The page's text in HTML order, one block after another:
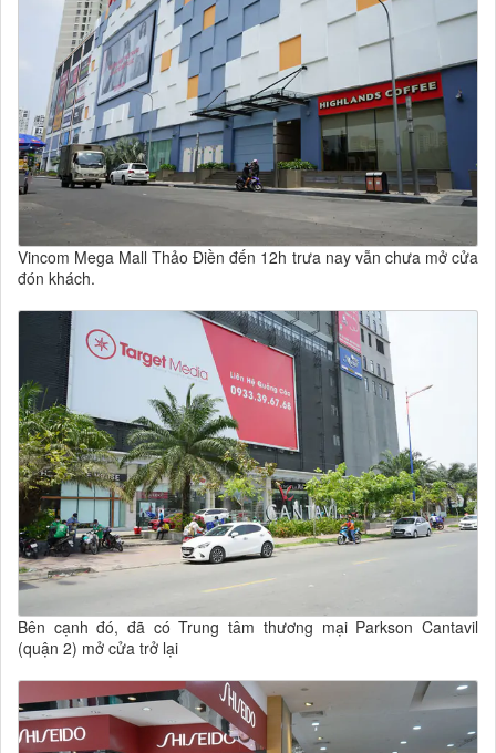
Vincom Mega Mall Thảo Điền đến 12h trưa nay vẫn chưa mở cửa
đón khách.
Bên cạnh đó, đã có Trung tâm thương mại Parkson Cantavil
(quận 2) mở cửa trở lại